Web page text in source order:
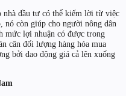
đầu tư có thể kiếm lời từ việc
nó còn giúp cho người nông dân
mức lợi nhuận có được trong
cân đối lượng hàng hóa mua
bởi dao động giá cả lên xuống